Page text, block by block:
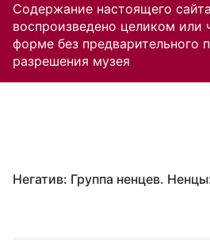
Содержание настоящего
воспроизведено целиком или
форме без предварительного
разрешения музея
Негатив: Группа ненцев.